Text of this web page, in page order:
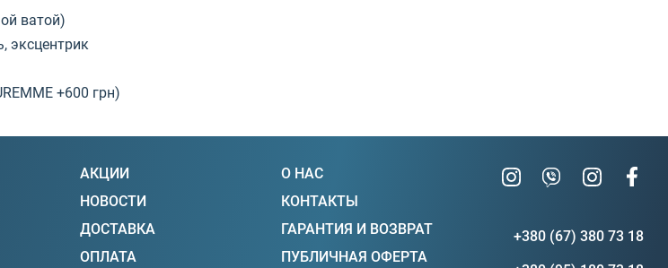
ватой)
эксцентрик
+600 грн)
АКЦИИ
НОВОСТИ
ДОСТАВКА
ОПЛАТА
О НАС
КОНТАКТЫ
ГАРАНТИЯ И ВОЗВРАТ
ПУБЛИЧНАЯ ОФЕРТА
+380 (67) 380 73 18